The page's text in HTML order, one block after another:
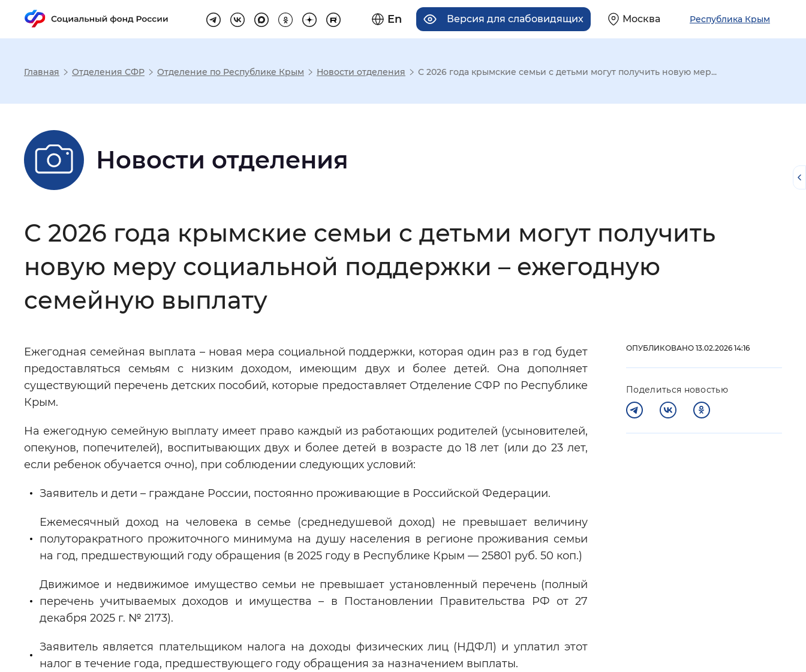
En Версия для слабовидящих Москва Республика Крым
Настройка режима отображения
Размер шрифта
Шрифт
Интервал между буквами Нормальный Увеличенный Большой
Звуковой ассистент: Воспроизвести Остановить Повторить
Вернуть стандартные настройки
Главная Отделения СФР Отделение по Республике Крым Новости отделения С 2026 года крымские семьи с детьми могут получить новую мер...
Новости отделения
С 2026 года крымские семьи с детьми могут получить
новую меру социальной поддержки – ежегодную
семейную выплату
Ежегодная семейная выплата – новая мера социальной поддержки, которая один раз в год будет
предоставляться семьям с низким доходом, имеющим двух и более детей. Она дополняет
существующий перечень детских пособий, которые предоставляет Отделение СФР по Республике
Крым.
На ежегодную семейную выплату имеет право каждый из работающих родителей (усыновителей,
опекунов, попечителей), воспитывающих двух и более детей в возрасте до 18 лет (или до 23 лет,
если ребенок обучается очно), при соблюдении следующих условий:
Заявитель и дети – граждане России, постоянно проживающие в Российской Федерации.
Ежемесячный доход на человека в семье (среднедушевой доход) не превышает величину
полуторакратного прожиточного минимума на душу населения в регионе проживания семьи
на год, предшествующий году обращения (в 2025 году в Республике Крым — 25801 руб. 50 коп.)
Движимое и недвижимое имущество семьи не превышает установленный перечень (полный
перечень учитываемых доходов и имущества – в Постановлении Правительства РФ от 27
декабря 2025 г. № 2173).
Заявитель является плательщиком налога на доходы физических лиц (НДФЛ) и уплатил этот
налог в течение года, предшествующего году обращения за назначением выплаты.
ОПУБЛИКОВАНО 13.02.2026 14:16
Поделиться новостью